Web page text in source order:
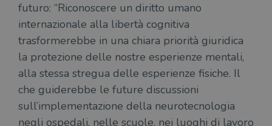
futuro: “Riconoscere un diritto umano
internazionale alla libertà cognitiva
trasformerebbe in una chiara priorità giuridica
la protezione delle nostre esperienze mentali,
alla stessa stregua delle esperienze fisiche. Il
che guiderebbe le future discussioni
sull’implementazione della neurotecnologia
negli ospedali, nelle scuole, nei luoghi di lavoro